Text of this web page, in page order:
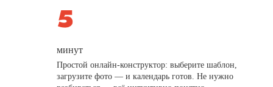
минут
Простой онлайн-конструктор: выберите шаблон,
загрузите фото — и календарь готов. Не нужно